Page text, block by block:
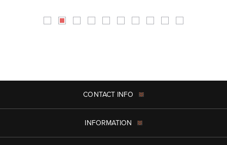
CONTACT INFO
INFORMATION